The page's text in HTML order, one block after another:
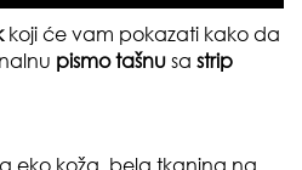
koji će vam pokazati kako da
pismo tašnu sa strip